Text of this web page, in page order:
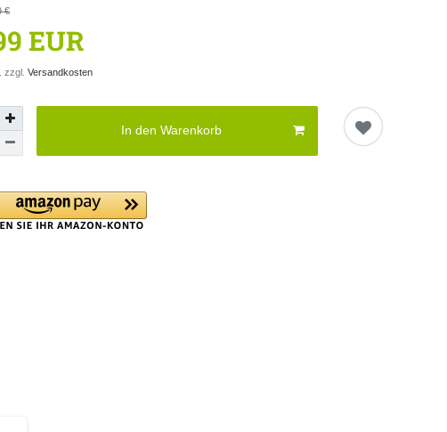
€
EUR
zzgl. Versandkosten
In den Warenkorb